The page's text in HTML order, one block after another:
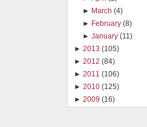
► March (4)
► February (8)
►January (11)
► 2013 (105)
► 2012 (84)
► 2011 (106)
► 2010 (125)
► 2009 (16)